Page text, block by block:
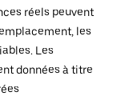
réels peuvent
les
Les
données à titre